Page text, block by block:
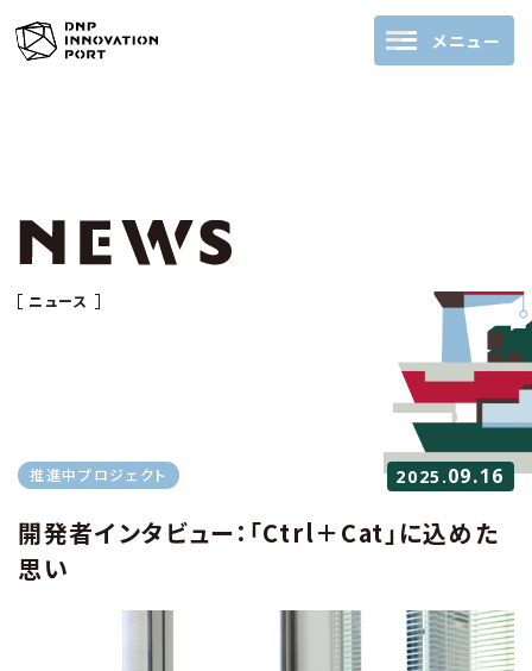
メニュー
ニュース
推進中プロジェクト 2025.09.16
開発者インタビュー：「Ctrl＋Cat」に込めた
思い